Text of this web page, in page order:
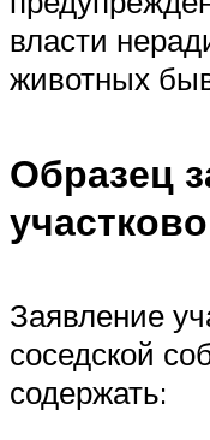
власти
животных
Образец
Заявление
соседской
содержать: